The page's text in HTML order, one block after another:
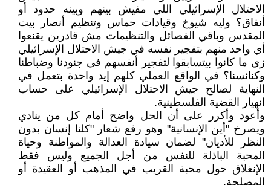
الاحتلال الإسرائيلي اللي مفيش بينهم وبينه حدود أو
أنفاق؟ وليه شيوخ وقيادات حماس وتنظيم أنصار بيت
المقدس وباقي الفصائل والتنظيمات مش قادرين يقنعوا
أي واحد منهم بتفجير نفسه في جيش الاحتلال الإسرائيلي
زي ما كانوا بيتسابقوا لتفجير أنفسهم في جنودنا وضباطنا
وكنائسنا؟ في الواقع العملي كلهم إيد واحدة بتعمل في
النهاية لصالح جيش الاحتلال الإسرائيلي على حساب
انهيار القضية الفلسطينية.
وأعود وأكرر على أن الحل واضح أمام كل من ينادي
ويصرخ "أين الإنسانية" وهو رفع شعار "كلنا إنسان بدون
النظر للأديان" لضمان سيادة العدالة والمواطنة وحياة
المحبة الباذلة للنفس من أجل الجميع وليس فقط
الإنغلاق حول محبة القريب في المذهب أو العقيدة أو
المصلحة.